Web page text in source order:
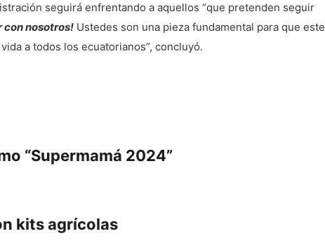
seguirá enfrentando a aquellos “que pretenden seguir
con nosotros! Ustedes son una pieza fundamental para que este
a todos los ecuatorianos”, concluyó.
“Supermamá 2024”
kits agrícolas